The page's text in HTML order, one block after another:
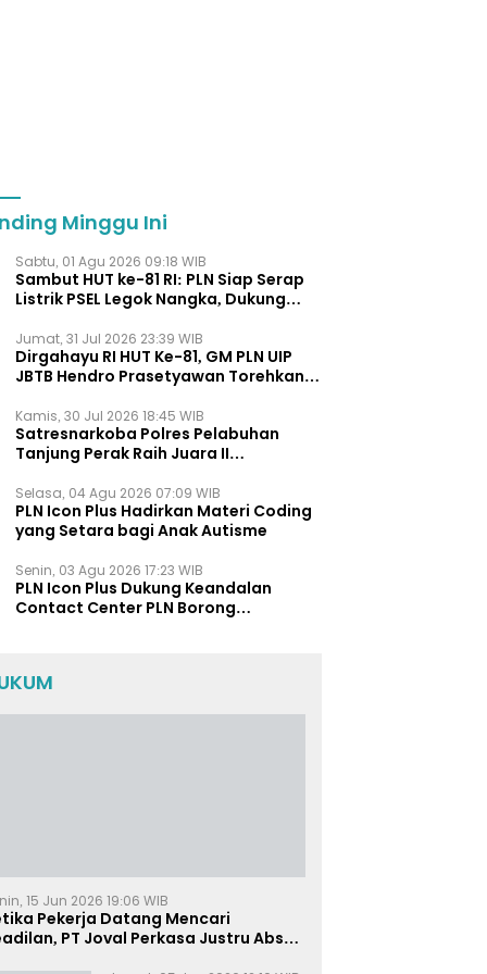
Minggu Ini
Sabtu, 01 Agu 2026 09:18 WIB
Sambut HUT ke-81 RI: PLN Siap Serap
Listrik PSEL Legok Nangka, Dukung
Jumat, 31 Jul 2026 23:39 WIB
Dirgahayu RI HUT Ke-81, GM PLN UIP
JBTB Hendro Prasetyawan Torehkan
Energi Regional.
Kamis, 30 Jul 2026 18:45 WIB
Satresnarkoba Polres Pelabuhan
Tanjung Perak Raih Juara II
Polda Jatim
Selasa, 04 Agu 2026 07:09 WIB
PLN Icon Plus Hadirkan Materi Coding
yang Setara bagi Anak Autisme
Senin, 03 Agu 2026 17:23 WIB
PLN Icon Plus Dukung Keandalan
Contact Center PLN Borong
15 Jun 2026 19:06 WIB
Pekerja Datang Mencari
PT Joval Perkasa Justru Absen